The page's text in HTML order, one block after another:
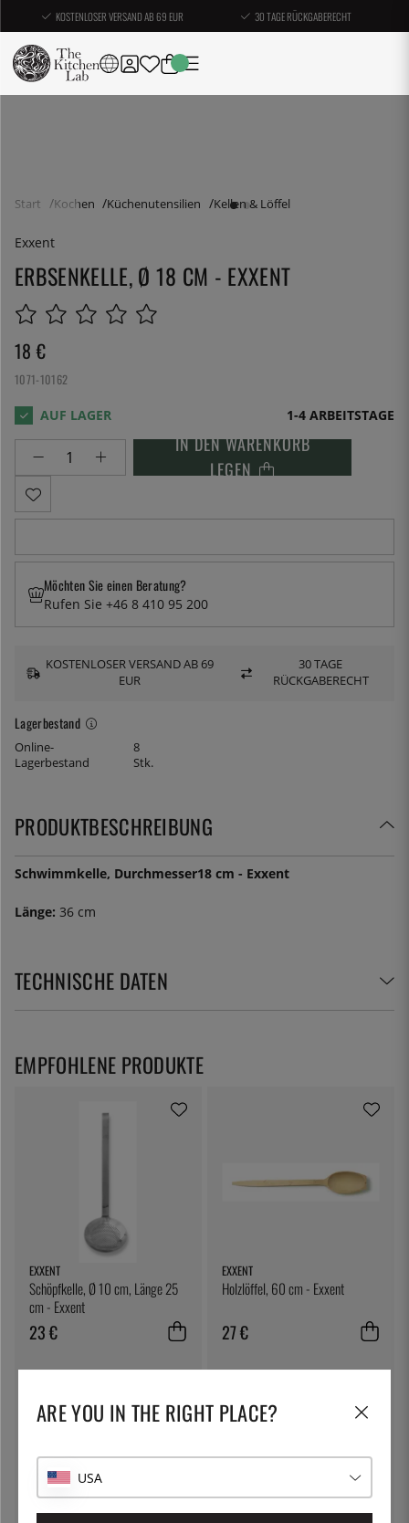
KOSTENLOSER VERSAND AB 69 EUR 30 TAGE RÜCKGABERECHT
Start Kochen Küchenutensilien Kellen & Löffel
Exxent
ERBSENKELLE, Ø 18 CM - EXXENT
18 €
1071-10162
1-4 ARBEITSTAGE
IN DEN WARENKORB
LEGEN
Lagerbestand
Online-
Lagerbestand
8
Stk.
Möchten Sie einen Beratung?
Rufen Sie +46 8 410 95 200
KOSTENLOSER VERSAND AB 69
EUR
30 TAGE
RÜCKGABERECHT
PRODUKTBESCHREIBUNG
Schwimmkelle, Durchmesser18 cm - Exxent
Länge: 36 cm
TECHNISCHE DATEN
EXXENT
Schöpfkelle, Ø 10 cm, Länge 25
cm - Exxent
23 €
EXXENT
Holzlöffel, 60 cm - Exxent
27 €
EMPFOHLENE PRODUKTE
ARE YOU IN THE RIGHT PLACE?
USA